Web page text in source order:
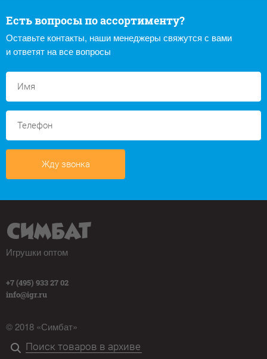
Есть вопросы по ассортименту?
Оставьте контакты, наши менеджеры свяжутся с вами
и ответят на все вопросы
Жду звонка
Игрушки оптом
+7 (495) 933 27 02
info@igr.ru
© 2018 «Симбат»